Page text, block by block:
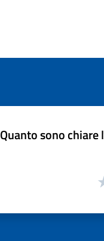
Quanto sono